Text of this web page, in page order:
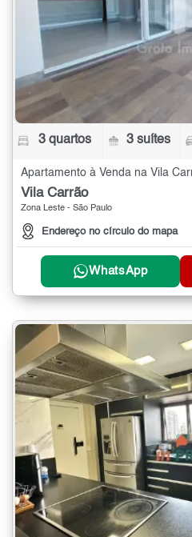
3 quartos 3 suítes
Apartamento à Venda na Vila
Vila Carrão
Zona Leste - São Paulo
Endereço no círculo do mapa
WhatsApp